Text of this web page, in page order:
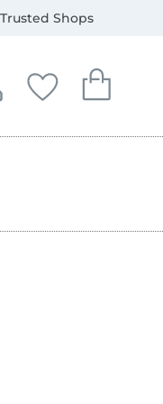
Shops
Konto
Deine
Du hast keine
Dein
Du hast